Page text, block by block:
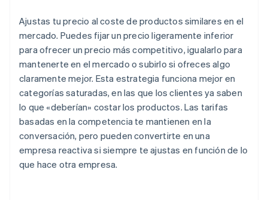
Ajustas tu precio al coste de productos similares en el
mercado. Puedes fijar un precio ligeramente inferior
para ofrecer un precio más competitivo, igualarlo para
mantenerte en el mercado o subirlo si ofreces algo
claramente mejor. Esta estrategia funciona mejor en
categorías saturadas, en las que los clientes ya saben
lo que «deberían» costar los productos. Las tarifas
basadas en la competencia te mantienen en la
conversación, pero pueden convertirte en una
empresa reactiva si siempre te ajustas en función de lo
que hace otra empresa.